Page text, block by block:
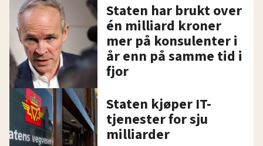
Staten har brukt over
én milliard kroner
mer på konsulenter i
år enn på samme tid i
fjor
Staten kjøper IT-
tjenester for sju
milliarder